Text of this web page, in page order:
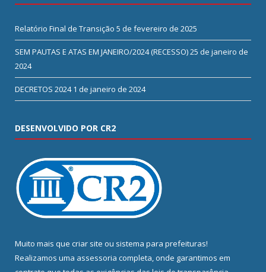
Relatório Final de Transição 5 de fevereiro de 2025
SEM PAUTAS E ATAS EM JANEIRO/2024 (RECESSO)25 de janeiro de
2024
DECRETOS 2024 1 de janeiro de 2024
DESENVOLVIDO POR CR2
Muito mais que criar site ou sistema para prefeituras!
Realizamos uma assessoria completa, onde garantimos em